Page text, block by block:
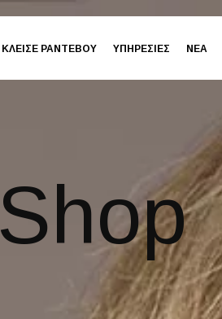
ΚΛΕΙΣΕ ΡΑΝΤΕΒΟΥ ΥΠΗΡΕΣΙΕΣ ΝΕΑ
Shop